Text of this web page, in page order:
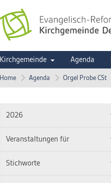
Kirchgemeinde Agenda
Home Agenda Orgel Probe CSt
2026
Veranstaltungen für
Stichworte